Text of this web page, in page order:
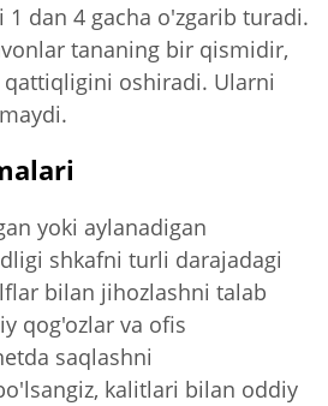
1 dan 4 gacha o'zgarib turadi.
tananing bir qismidir,
oshiradi. Ularni
yoki aylanadigan
shkafni turli darajadagi
bilan jihozlashni talab
qog'ozlar va ofis
saqlashni
kalitlari bilan oddiy